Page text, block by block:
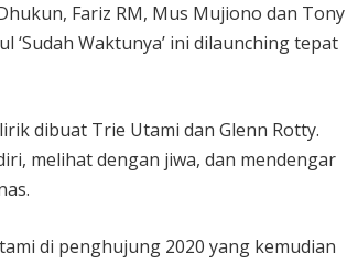
Fariz RM, Mus Mujiono dan Tony
‘Sudah Waktunya’ ini dilaunching tepat
dibuat Trie Utami dan Glenn Rotty.
melihat dengan jiwa, dan mendengar
di penghujung 2020 yang kemudian